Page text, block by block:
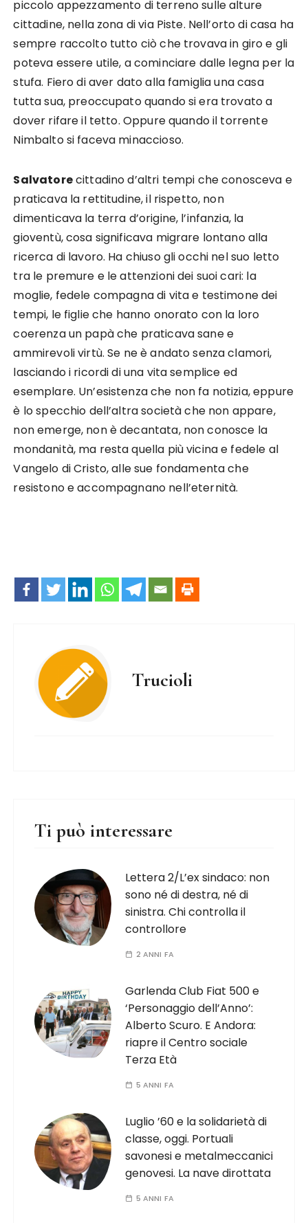
piccolo appezzamento di terreno sulle alture
cittadine, nella zona di via Piste. Nell’orto di casa ha
sempre raccolto tutto ciò che trovava in giro e gli
poteva essere utile, a cominciare dalle legna per la
stufa. Fiero di aver dato alla famiglia una casa
tutta sua, preoccupato quando si era trovato a
dover rifare il tetto. Oppure quando il torrente
Nimbalto si faceva minaccioso.
Salvatorecittadino d’altri tempi che conosceva e
praticava la rettitudine, il rispetto, non
dimenticava la terra d’origine, l’infanzia, la
gioventù, cosa significava migrare lontano alla
ricerca di lavoro. Ha chiuso gli occhi nel suo letto
tra le premure e le attenzioni dei suoi cari: la
moglie, fedele compagna di vita e testimone dei
tempi, le figlie che hanno onorato con la loro
coerenza un papà che praticava sane e
ammirevoli virtù. Se ne è andato senza clamori,
lasciando i ricordi di una vita semplice ed
esemplare. Un’esistenza che non fa notizia, eppure
è lo specchio dell’altra società che non appare,
non emerge, non è decantata, non conosce la
mondanità, ma resta quella più vicina e fedele al
Vangelo di Cristo, alle sue fondamenta che
resistono e accompagnano nell’eternità.
Trucioli
Ti può interessare
Lettera 2/L’ex sindaco: non
sono né di destra, né di
sinistra. Chi controlla il
controllore
2 ANNI FA
Garlenda Club Fiat 500 e
‘Personaggio dell’Anno’:
Alberto Scuro. E Andora:
riapre il Centro sociale
Terza Età
5 ANNI FA
Luglio ’60 e la solidarietà di
classe, oggi. Portuali
savonesi e metalmeccanici
genovesi. La nave dirottata
5 ANNI FA